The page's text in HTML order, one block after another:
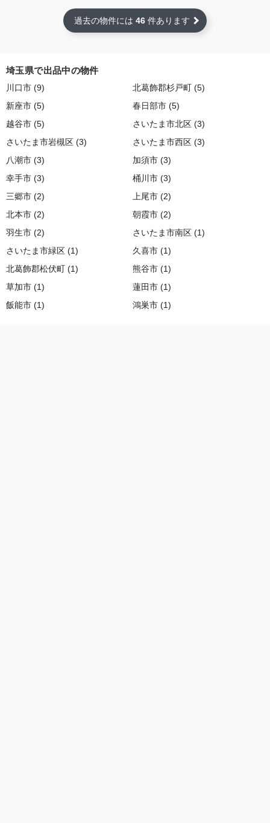
過去の物件には 46 件あります
埼玉県で出品中の物件
川口市 (9) 北葛飾郡杉戸町 (5)
新座市 (5) 春日部市 (5)
越谷市 (5) さいたま市北区 (3)
さいたま市岩槻区 (3) さいたま市西区 (3)
八潮市 (3) 加須市 (3)
幸手市 (3) 桶川市 (3)
三郷市 (2) 上尾市 (2)
北本市 (2) 朝霞市 (2)
羽生市 (2) さいたま市南区 (1)
さいたま市緑区 (1) 久喜市 (1)
北葛飾郡松伏町 (1) 熊谷市 (1)
草加市 (1) 蓮田市 (1)
飯能市 (1) 鴻巣市 (1)